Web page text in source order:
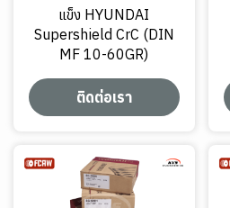
แข็ง HYUNDAI
Supershield CrC (DIN
MF 10-60GR)
ติดต่อเรา